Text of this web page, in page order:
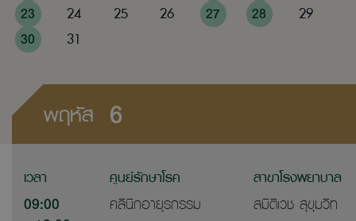
23
24 25 26 27 28
29
30
31
พฤหัส 6
เวลา ศูนย์รักษาโรค สาขาโรงพยาบาล
09:00
คลินิกอายุรกรรม สมิติเวช สุขุมวิท